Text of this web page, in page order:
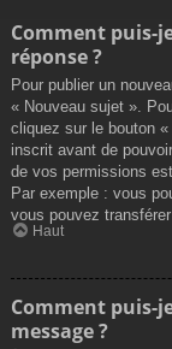
Comment puis-
réponse ?
Pour publier un
« Nouveau sujet ».
cliquez sur le bouton
inscrit avant de
de vos permissions
Par exemple : vous
vous pouvez
Haut
Comment puis-
message ?